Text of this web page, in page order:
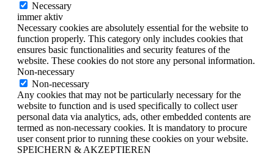
Necessary
immer aktiv
Necessary cookies are absolutely essential for the website to
function properly. This category only includes cookies that
ensures basic functionalities and security features of the
website. These cookies do not store any personal information.
Non-necessary
Non-necessary
Any cookies that may not be particularly necessary for the
website to function and is used specifically to collect user
personal data via analytics, ads, other embedded contents are
termed as non-necessary cookies. It is mandatory to procure
user consent prior to running these cookies on your website.
SPEICHERN & AKZEPTIEREN